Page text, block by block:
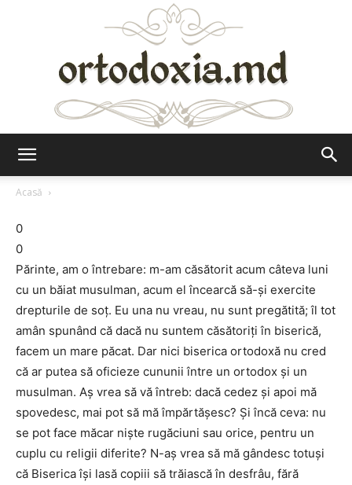
Acasă
0
0
Părinte, am o întrebare: m-am căsătorit acum câteva luni
cu un băiat musulman, acum el încearcă să-şi exercite
drepturile de soţ. Eu una nu vreau, nu sunt pregătită; îl tot
amân spunând că dacă nu suntem căsătoriţi în biserică,
facem un mare păcat. Dar nici biserica ortodoxă nu cred
că ar putea să oficieze cununii între un ortodox şi un
musulman. Aş vrea să vă întreb: dacă cedez şi apoi mă
spovedesc, mai pot să mă împărtăşesc? Şi încă ceva: nu
se pot face măcar nişte rugăciuni sau orice, pentru un
cuplu cu religii diferite? N-aş vrea să mă gândesc totuşi
că Biserica îşi lasă copiii să trăiască în desfrâu, fără